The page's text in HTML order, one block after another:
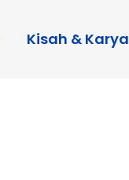
Kisah & Karya